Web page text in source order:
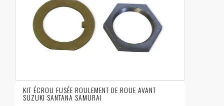
KIT ÉCROU FUSÉE ROULEMENT DE ROUE AVANT
SUZUKI SANTANA SAMURAI